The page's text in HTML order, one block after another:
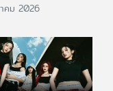
คม 2026